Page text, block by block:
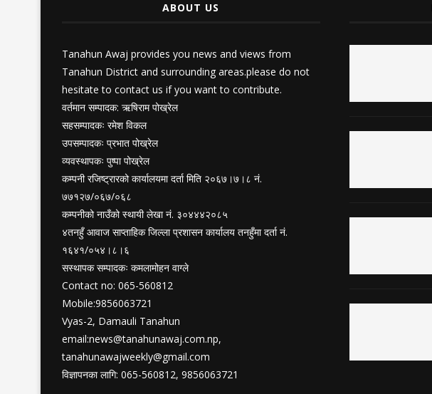
ABOUT US
Tanahun Awaj provides you news and views from
Tanahun District and surrounding areas.please do not
hesitate to contact us if you want to contribute.
वर्तमान सम्पादक: ऋषिराम पोख्रेल
सहसम्पादकः रमेश विकल
उपसम्पादकः प्रभात पोख्रेल
व्यवस्थापकः पुष्पा पोख्रेल
कम्पनी रजिष्ट्रारको कार्यालयमा दर्ता मिति २०६७।७।८ नं.
७७१२७/०६७/०६८
कम्पनीको नाउँको स्थायी लेखा नं. ३०४४४२०८५
४तनहुँ आवाज साप्ताहिक जिल्ला प्रशासन कार्यालय तनहुँमा दर्ता नं.
१६४१/०५४।८।६
सस्थापक सम्पादकः कमलामोहन वाग्ले
Contact no: 065-560812
Mobile:9856063721
Vyas-2, Damauli Tanahun
email:news@tanahunawaj.com.np,
tanahunawajweekly@gmail.com
विज्ञापनका लागि: 065-560812, 9856063721